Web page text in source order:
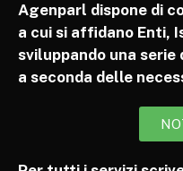
Agenparl dispone di
a cui si affidano Enti,
sviluppando una
a seconda delle